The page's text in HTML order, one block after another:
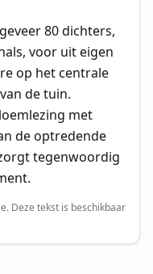
80 dichters,
voor uit eigen
op het centrale
de tuin.
met
de optredende
tegenwoordig
Deze tekst is beschikbaar